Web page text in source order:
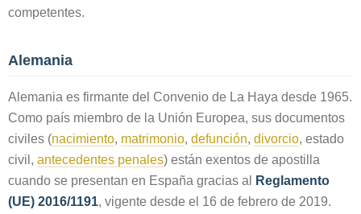
competentes.
Alemania
Alemania es firmante del Convenio de La Haya desde 1965.
Como país miembro de la Unión Europea, sus documentos
civiles (nacimiento, matrimonio, defunción, divorcio, estado
civil, antecedentes penales) están exentos de apostilla
cuando se presentan en España gracias al
Reglamento
(UE) 2016/1191, vigente desde el 16 de febrero de 2019.